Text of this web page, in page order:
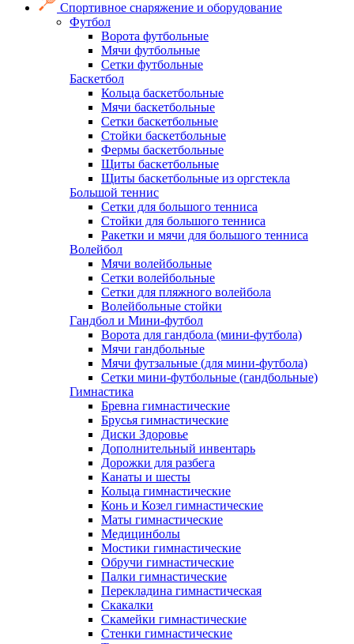
Спортивное снаряжение и оборудование
Футбол
Ворота футбольные
Мячи футбольные
Сетки футбольные
Баскетбол
Кольца баскетбольные
Мячи баскетбольные
Сетки баскетбольные
Стойки баскетбольные
Фермы баскетбольные
Щиты баскетбольные
Щиты баскетбольные из оргстекла
Большой теннис
Сетки для большого тенниса
Стойки для большого тенниса
Ракетки и мячи для большого тенниса
Волейбол
Мячи волейбольные
Сетки волейбольные
Сетки для пляжного волейбола
Волейбольные стойки
Гандбол и Мини-футбол
Ворота для гандбола (мини-футбола)
Мячи гандбольные
Мячи футзальные (для мини-футбола)
Сетки мини-футбольные (гандбольные)
Гимнастика
Бревна гимнастические
Брусья гимнастические
Диски Здоровье
Дополнительный инвентарь
Дорожки для разбега
Канаты и шесты
Кольца гимнастические
Конь и Козел гимнастические
Маты гимнастические
Медицинболы
Мостики гимнастические
Обручи гимнастические
Палки гимнастические
Перекладина гимнастическая
Скакалки
Скамейки гимнастические
Стенки гимнастические